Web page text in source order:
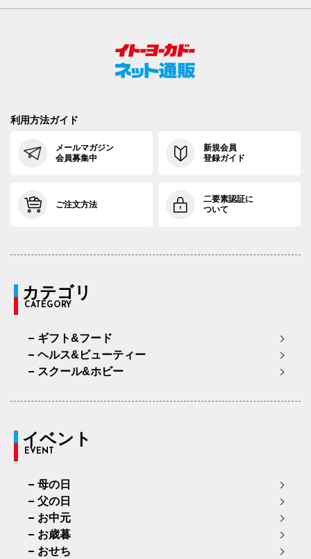
利用方法ガイド
メールマガジン
会員募集中
新規会員
登録ガイド
ご注文方法
二要素認証に
ついて
カテゴリ
CATEGORY
ギフト&フード
ヘルス&ビューティー
スクール&ホビー
イベント
EVENT
母の日
父の日
お中元
お歳暮
おせち